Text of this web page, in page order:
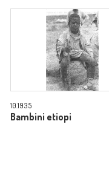
10.1935
Bambini etiopi